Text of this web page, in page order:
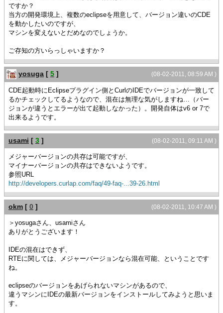
ですか？
当方の開発環境上、複数のeclipseを用意して、バージョン違いのCDE
を動かしたいのですが、
マシンを変えないとだめなのでしょうか。
ご存知の方いらっしゃいますか？
(08-02-2011, 08:59 AM )
yosuga [ 5 ]
CDE起動時にEclipseプラグイン側とCurlのIDEでバージョンが一致して
るかチェックしてるようなので、混在は無理な気がしますね…（バー
ジョンが違うとエラーが出て起動しなかった）。開発自体はv6 or 7で
出来るようです。
(08-02-2011, 09:11 AM )
usami [ 3 ]
メジャーバージョンの共存は可能ですが、
マイナーバージョンの共存はできないようです。
参照URL
http://developers.curlap.com/faq/49-faq-...39-26.html
(08-02-2011, 10:47 AM )
okm [ 0 ]
＞yosugaさん、usamiさん
ありがとうございます！
IDEの混在はできず、
RTEに関しては、メジャーバージョンなら混在可能、ということです
ね。
eclipseのバージョンをあげられないマシンがあるので、
違うマシンにIDEの最新バージョンをインストールしてみようと思いま
す。